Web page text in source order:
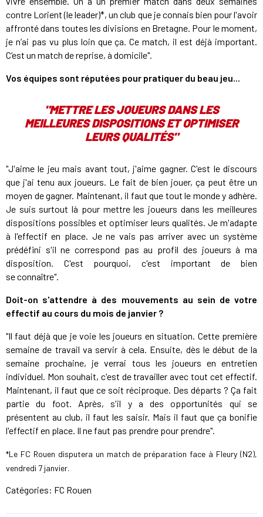
contre Lorient (le leader)*, un club que je connais bien pour l'avoir
affronté dans toutes les divisions en Bretagne. Pour le moment,
je n’ai pas vu plus loin que ça. Ce match, il est déjà important.
C’est un match de reprise, à domicile".
Vos équipes sont réputées pour pratiquer du beau jeu...
"METTRE LES JOUEURS DANS LES
MEILLEURES DISPOSITIONS ET OPTIMISER
LEURS QUALITÉS"
"J'aime le jeu mais avant tout, j'aime gagner. C'est le discours
que j'ai tenu aux joueurs. Le fait de bien jouer, ça peut être un
moyen de gagner. Maintenant, il faut que tout le monde y adhère.
Je suis surtout là pour mettre les joueurs dans les meilleures
dispositions possibles et optimiser leurs qualités. Je m'adapte
à l'effectif en place. Je ne vais pas arriver avec un système
prédéfini s'il ne correspond pas au profil des joueurs à ma
disposition. C'est pourquoi, c'est important de bien
se connaître".
Doit-on s'attendre à des mouvements au sein de votre
effectif au cours du mois de janvier ?
"Il faut déjà que je voie les joueurs en situation. Cette première
semaine de travail va servir à cela. Ensuite, dès le début de la
semaine prochaine, je verrai tous les joueurs en entretien
individuel. Mon souhait, c'est de travailler avec tout cet effectif.
Maintenant, il faut que ce soit réciproque. Des départs ? Ça fait
partie du foot. Après, s'il y a des opportunités qui se
présentent au club, il faut les saisir. Mais il faut que ça bonifie
l'effectif en place. Il ne faut pas prendre pour prendre".
*Le FC Rouen disputera un match de préparation face à Fleury (N2),
vendredi 7 janvier.
Catégories: FC Rouen